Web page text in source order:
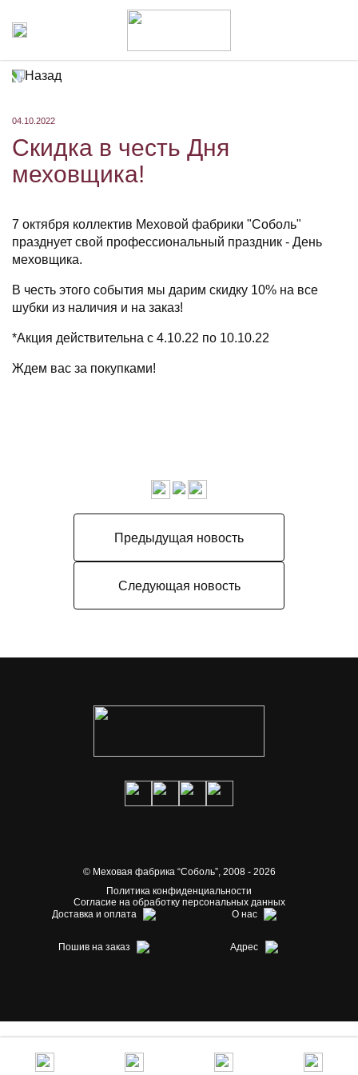
Назад
04.10.2022
Скидка в честь Дня
меховщика!
7 октября коллектив Меховой фабрики "Соболь"
празднует свой профессиональный праздник - День
меховщика.
В честь этого события мы дарим скидку 10% на все
шубки из наличия и на заказ!
*Акция действительна с 4.10.22 по 10.10.22
Ждем вас за покупками!
Предыдущая новость
Следующая новость
© Меховая фабрика “Соболь”,2008 - 2026
Политика конфиденциальности
Согласие на обработку персональных данных
Доставка и оплата
О нас
Пошив на заказ Адрес